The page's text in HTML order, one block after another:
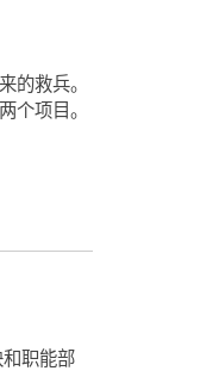
的救兵。
个项目。
职能部